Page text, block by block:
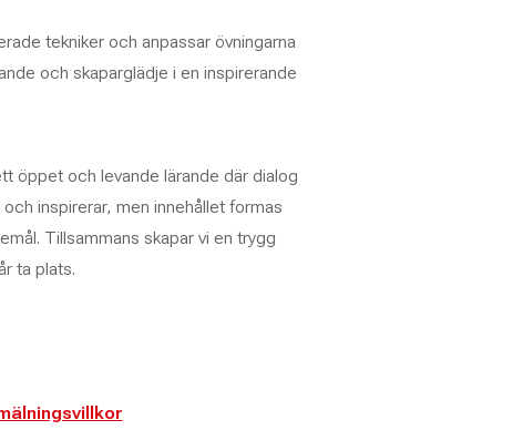
tekniker och anpassar övningarna
och skaparglädje i en inspirerande
öppet och levande lärande där dialog
inspirerar, men innehållet formas
Tillsammans skapar vi en trygg
ta plats.